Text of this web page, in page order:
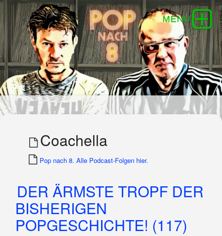
Coachella
Pop nach 8. Alle Podcast-Folgen hier.
DER ÄRMSTE TROPF DER
BISHERIGEN
POPGESCHICHTE! (117)